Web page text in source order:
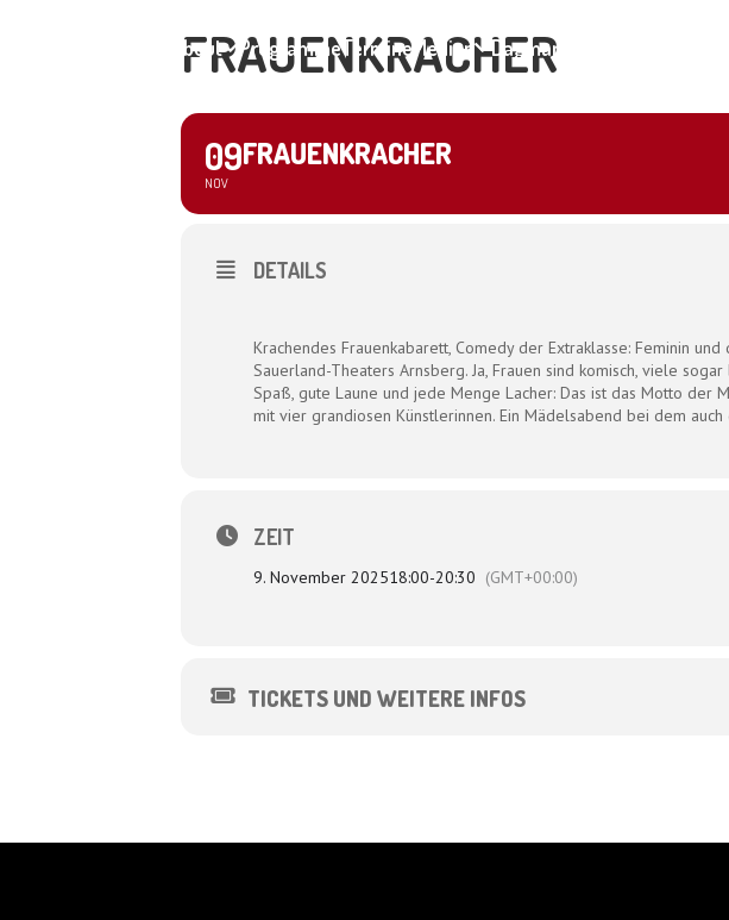
About ProgrammeTermine Medien Dagmar und der Organismus
FRAUENKRACHER
09
NOV
FRAUENKRACHER
DETAILS
Krachendes Frauenkabarett, Comedy der Extraklasse: Feminin
Sauerland-Theaters Arnsberg. Ja, Frauen sind komisch, viele
Spaß, gute Laune und jede Menge Lacher: Das ist das Motto der
mit vier grandiosen Künstlerinnen. Ein Mädelsabend bei dem
ZEIT
9. November 202518:00-20:30 (GMT+00:00)
TICKETS UND WEITERE INFOS